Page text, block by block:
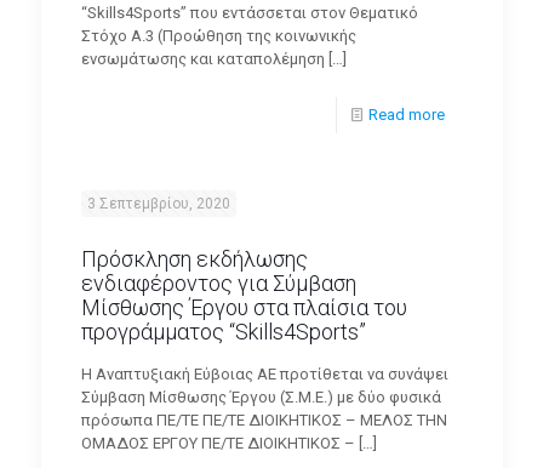
“Skills4Sports” που εντάσσεται στον Θεματικό
Στόχο A.3 (Προώθηση της κοινωνικής
ενσωμάτωσης και καταπολέμηση […]
Read more
3 Σεπτεμβρίου, 2020
Πρόσκληση εκδήλωσης
ενδιαφέροντος για Σύμβαση
Μίσθωσης Έργου στα πλαίσια του
προγράμματος “Skills4Sports”
H Αναπτυξιακή Εύβοιας ΑΕ προτίθεται να συνάψει
Σύμβαση Μίσθωσης Έργου (Σ.Μ.Ε.) με δύο φυσικά
πρόσωπα ΠΕ/ΤΕ ΠΕ/ΤΕ ΔΙΟΙΚΗΤΙΚΟΣ – ΜΕΛΟΣ ΤΗΝ
ΟΜΑΔΟΣ ΕΡΓΟΥ ΠΕ/ΤΕ ΔΙΟΙΚΗΤΙΚΟΣ – […]